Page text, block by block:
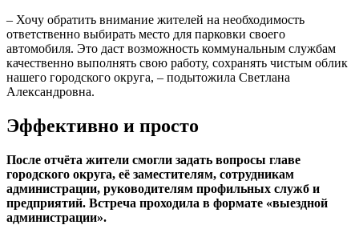
– Хочу обратить внимание жителей на необходимость
ответственно выбирать место для парковки своего
автомобиля. Это даст возможность коммунальным службам
качественно выполнять свою работу, сохранять чистым облик
нашего городского округа, – подытожила Светлана
Александровна.
Эффективно и просто
После отчёта жители смогли задать вопросы главе
городского округа, её заместителям, сотрудникам
администрации, руководителям профильных служб и
предприятий. Встреча проходила в формате «выездной
администрации».